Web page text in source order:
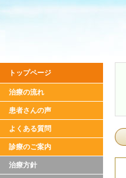
トップページ
治療の流れ
患者さんの声
よくある質問
診療のご案内
治療方針